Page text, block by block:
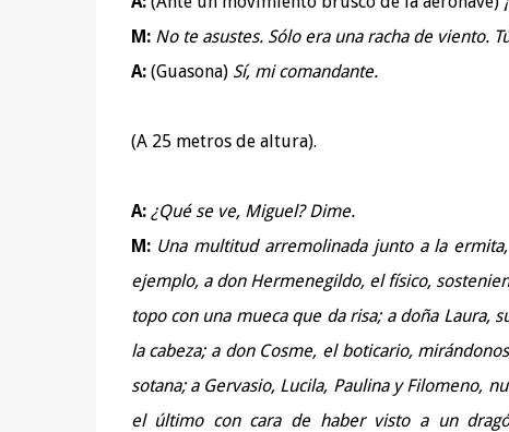
M: No te asustes. Sólo era una racha de viento.
A:(Guasona) Sí, mi comandante.
(A 25 metros de altura).
A: ¿Qué se ve, Miguel? Dime.
M: Una multitud arremolinada junto a la
ejemplo, a don Hermenegildo, el físico,
topo con una mueca que da risa; a doña Laura,
la cabeza; a don Cosme, el boticario,
sotana; a Gervasio, Lucila, Paulina y Filomeno,
el último con cara de haber visto a un